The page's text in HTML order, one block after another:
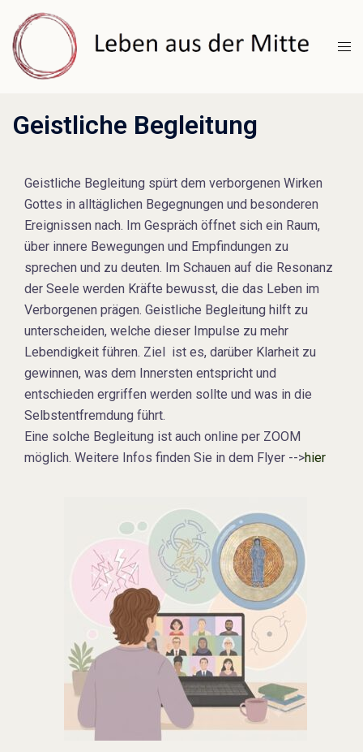
Inhalt
springen
Geistliche Begleitung
Geistliche Begleitung spürt dem verborgenen Wirken
Gottes in alltäglichen Begegnungen und besonderen
Ereignissen nach. Im Gespräch öffnet sich ein Raum,
über innere Bewegungen und Empfindungen zu
sprechen und zu deuten. Im Schauen auf die Resonanz
der Seele werden Kräfte bewusst, die das Leben im
Verborgenen prägen. Geistliche Begleitung hilft zu
unterscheiden, welche dieser Impulse zu mehr
Lebendigkeit führen. Ziel ist es, darüber Klarheit zu
gewinnen, was dem Innersten entspricht und
entschieden ergriffen werden sollte und was in die
Selbstentfremdung führt.
Eine solche Begleitung ist auch online per ZOOM
möglich. Weitere Infos finden Sie in dem Flyer -->hier